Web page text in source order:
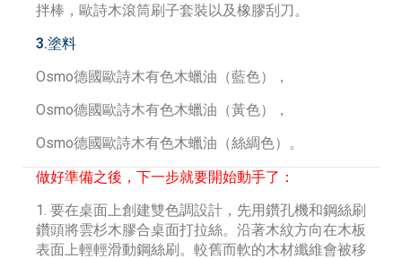
拌棒，歐詩木滾筒刷子套裝以及橡膠刮刀。
3.塗料
Osmo德國歐詩木有色木蠟油（藍色），
Osmo德國歐詩木有色木蠟油（黃色），
Osmo德國歐詩木有色木蠟油（絲綢色）。
做好準備之後，下一步就要開始動手了：
1. 要在桌面上創建雙色調設計，先用鑽孔機和鋼絲刷
鑽頭將雲杉木膠合桌面打拉絲。沿著木紋方向在木板
表面上輕輕滑動鋼絲刷。較舊而軟的木材纖維會被移